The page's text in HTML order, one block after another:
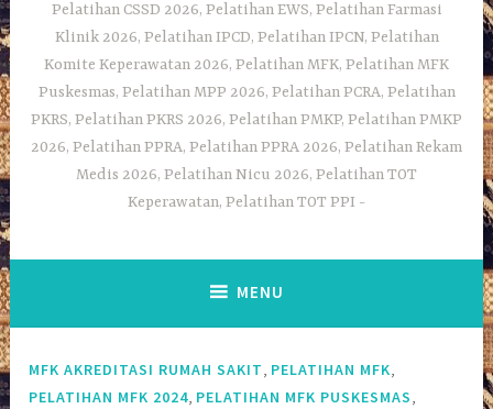
Pelatihan CSSD 2026, Pelatihan EWS, Pelatihan Farmasi
Klinik 2026, Pelatihan IPCD, Pelatihan IPCN, Pelatihan
Komite Keperawatan 2026, Pelatihan MFK, Pelatihan MFK
Puskesmas, Pelatihan MPP 2026, Pelatihan PCRA, Pelatihan
PKRS, Pelatihan PKRS 2026, Pelatihan PMKP, Pelatihan PMKP
2026, Pelatihan PPRA, Pelatihan PPRA 2026, Pelatihan Rekam
Medis 2026, Pelatihan Nicu 2026, Pelatihan TOT
Keperawatan, Pelatihan TOT PPI
MENU
MFK AKREDITASI RUMAH SAKIT, PELATIHAN MFK,
PELATIHAN MFK 2024, PELATIHAN MFK PUSKESMAS,